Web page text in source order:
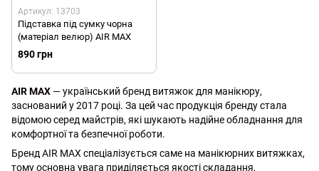
Артикул: 13703
Підставка під сумку чорна
(матеріал велюр) AIR MAX
890 грн
AIR MAX — український бренд витяжок для манікюру,
заснований у 2017 році. За цей час продукція бренду стала
відомою серед майстрів, які шукають надійне обладнання для
комфортної та безпечної роботи.
Бренд AIR MAX спеціалізується саме на манікюрних витяжках,
тому основна увага приділяється якості складання,